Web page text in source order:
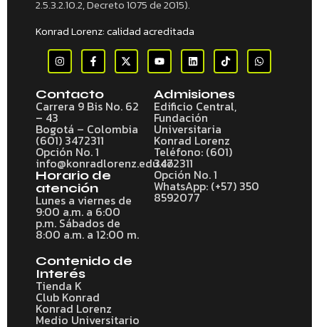
2.5.3.2.10.2, Decreto 1075 de 2015).
Konrad Lorenz: calidad acreditada
Contacto
Carrera 9 Bis No. 62
– 43
Bogotá – Colombia
(601) 3472311
Opción No. 1
info@konradlorenz.edu.co
Horario de
atención
Lunes a viernes de
9:00 a.m. a 6:00
p.m. Sábados de
8:00 a.m. a 12:00 m.
Admisiones
Edificio Central,
Fundación
Universitaria
Konrad Lorenz
Teléfono: (601)
3472311
Opción No. 1
WhatsApp: (+57) 350
8592077
Contenido de
Interés
Tienda K
Club Konrad
Konrad Lorenz
Medio Universitario